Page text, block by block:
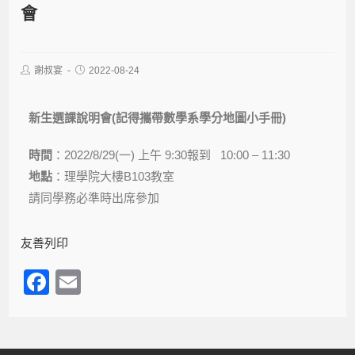
會
謝叔宴 2022-08-24
新生選課說明會(記得攜帶數學系學分地圖小手冊)
時間 ：2022/8/29(一) 上午 9:30報到 10:00 – 11:30
地點 ：理學院大樓B103教室
請同學務必準時出席參加
友善列印
F